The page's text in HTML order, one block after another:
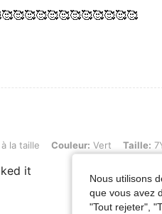
Couleur: Vert, Taille: 7Y
la taille Couleur: Vert Taille:
it
Nous utilisons
que vous avez
"Tout rejeter",